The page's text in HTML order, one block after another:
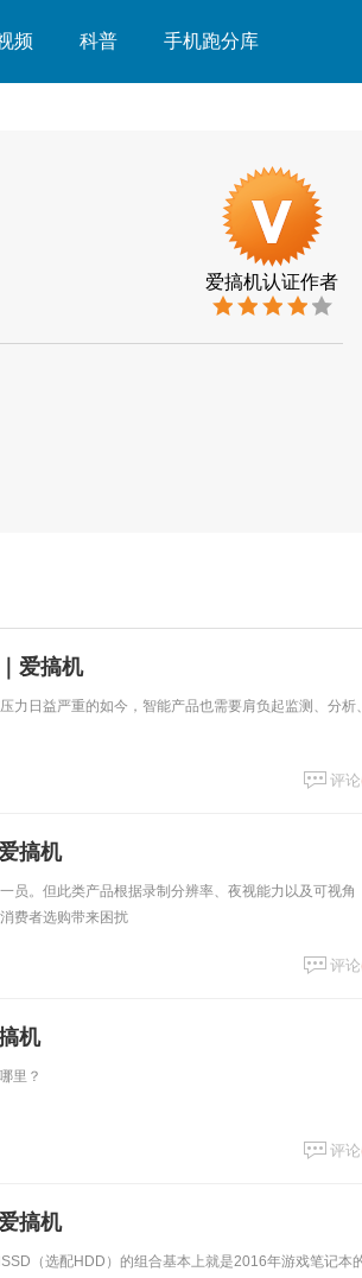
频 科普 手机跑分库
爱搞机认证作者
爱搞机
力日益严重的如今，智能产品也需要肩负起监测、分析、
评论
搞机
员。但此类产品根据录制分辨率、夜视能力以及可视角
费者选购带来困扰
评论
机
里？
评论
搞机
（选配HDD）的组合基本上就是2016年游戏笔记本